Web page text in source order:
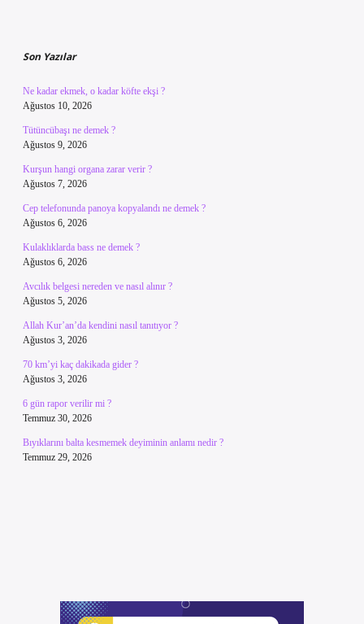
Son Yazılar
Ne kadar ekmek, o kadar köfte ekşi ?
Ağustos 10, 2026
Tütüncübaşı ne demek ?
Ağustos 9, 2026
Kurşun hangi organa zarar verir ?
Ağustos 7, 2026
Cep telefonunda panoya kopyalandı ne demek ?
Ağustos 6, 2026
Kulaklıklarda bass ne demek ?
Ağustos 6, 2026
Avcılık belgesi nereden ve nasıl alınır ?
Ağustos 5, 2026
Allah Kur’an’da kendini nasıl tanıtıyor ?
Ağustos 3, 2026
70 km’yi kaç dakikada gider ?
Ağustos 3, 2026
6 gün rapor verilir mi ?
Temmuz 30, 2026
Bıyıklarını balta kesmemek deyiminin anlamı nedir ?
Temmuz 29, 2026